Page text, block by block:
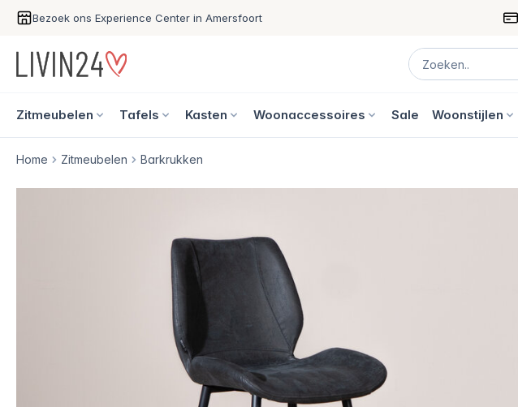
Bezoek ons Experience Center in Amersfoort
Zitmeubelen Tafels Kasten Woonaccessoires Sale Woonstijlen
Home Zitmeubelen Barkrukken